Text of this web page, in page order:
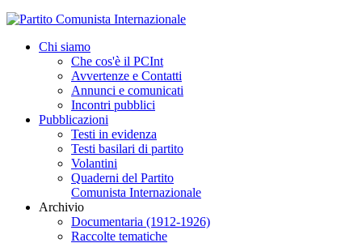
Chi siamo
Che cos'è il PCInt
Avvertenze e Contatti
Annunci e comunicati
Incontri pubblici
Pubblicazioni
Testi in evidenza
Testi basilari di partito
Volantini
Quaderni del Partito
Comunista Internazionale
Archivio
Documentaria (1912-1926)
Raccolte tematiche